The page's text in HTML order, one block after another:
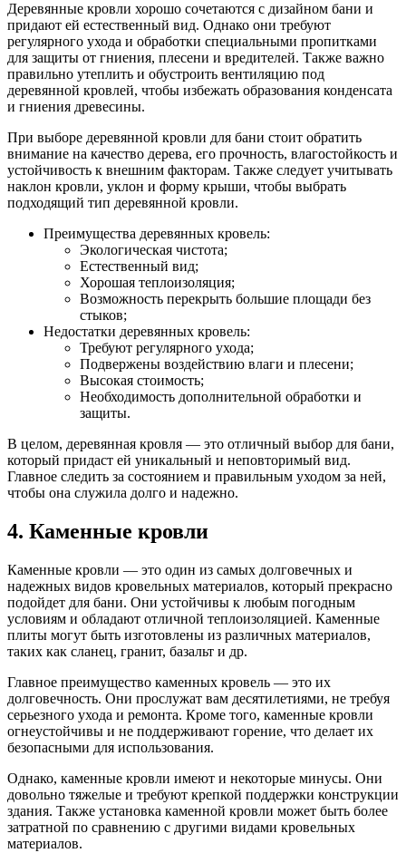
Деревянные кровли хорошо сочетаются с дизайном бани и
придают ей естественный вид. Однако они требуют
регулярного ухода и обработки специальными пропитками
для защиты от гниения, плесени и вредителей. Также важно
правильно утеплить и обустроить вентиляцию под
деревянной кровлей, чтобы избежать образования конденсата
и гниения древесины.
При выборе деревянной кровли для бани стоит обратить
внимание на качество дерева, его прочность, влагостойкость и
устойчивость к внешним факторам. Также следует учитывать
наклон кровли, уклон и форму крыши, чтобы выбрать
подходящий тип деревянной кровли.
Преимущества деревянных кровель:
Экологическая чистота;
Естественный вид;
Хорошая теплоизоляция;
Возможность перекрыть большие площади без
стыков;
Недостатки деревянных кровель:
Требуют регулярного ухода;
Подвержены воздействию влаги и плесени;
Высокая стоимость;
Необходимость дополнительной обработки и
защиты.
В целом, деревянная кровля — это отличный выбор для бани,
который придаст ей уникальный и неповторимый вид.
Главное следить за состоянием и правильным уходом за ней,
чтобы она служила долго и надежно.
4. Каменные кровли
Каменные кровли — это один из самых долговечных и
надежных видов кровельных материалов, который прекрасно
подойдет для бани. Они устойчивы к любым погодным
условиям и обладают отличной теплоизоляцией. Каменные
плиты могут быть изготовлены из различных материалов,
таких как сланец, гранит, базальт и др.
Главное преимущество каменных кровель — это их
долговечность. Они прослужат вам десятилетиями, не требуя
серьезного ухода и ремонта. Кроме того, каменные кровли
огнеустойчивы и не поддерживают горение, что делает их
безопасными для использования.
Однако, каменные кровли имеют и некоторые минусы. Они
довольно тяжелые и требуют крепкой поддержки конструкции
здания. Также установка каменной кровли может быть более
затратной по сравнению с другими видами кровельных
материалов.